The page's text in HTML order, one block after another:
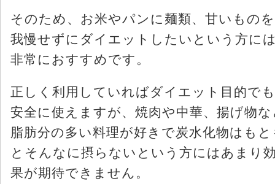
そのため、お米やパンに麺類、甘いものを
我慢せずにダイエットしたいという方に
非常におすすめです。
正しく利用していればダイエット目的でも
安全に使えますが、焼肉や中華、揚げ物な
脂肪分の多い料理が好きで炭水化物はもと
とそんなに摂らないという方にはあまり
果が期待できません。